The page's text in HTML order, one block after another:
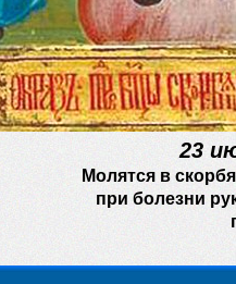
23
Молятся в
при болезни